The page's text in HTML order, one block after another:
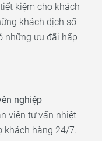
kiệm cho khách
khách dịch số
những ưu đãi hấp
nghiệp
viên tư vấn nhiệt
khách hàng 24/7.